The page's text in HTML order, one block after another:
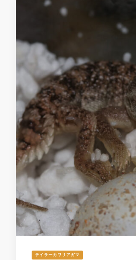
テイラーカワリアガマ